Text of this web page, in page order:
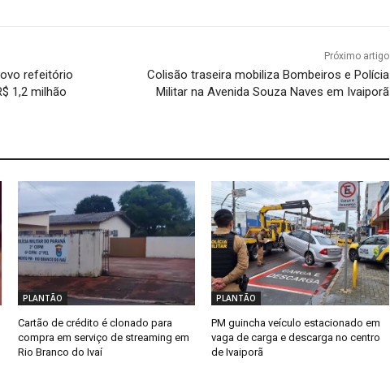
refeitório
1,2 milhão
Próximo artigo
Colisão traseira mobiliza Bombeiros e Polícia
Militar na Avenida Souza Naves em Ivaiporã
PLANTÃO
Cartão de crédito é clonado para
compra em serviço de streaming em
Rio Branco do Ivaí
PLANTÃO
PM guincha veículo estacionado em
vaga de carga e descarga no centro
de Ivaiporã